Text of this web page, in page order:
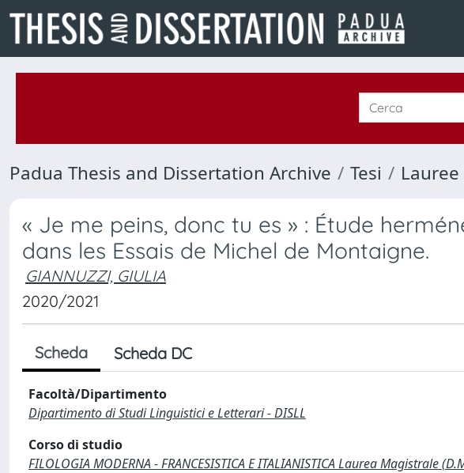
Padua Thesis and Dissertation Archive Tesi
« Je me peins, donc tu es » : Étude
dans les Essais de Michel de Montaigne.
GIANNUZZI, GIULIA
2020/2021
Scheda Scheda DC
Facoltà/Dipartimento
Dipartimento di Studi Linguistici e Letterari - DISLL
Corso di studio
FILOLOGIA MODERNA - FRANCESISTICA E ITALIANISTICA Laurea Magistrale